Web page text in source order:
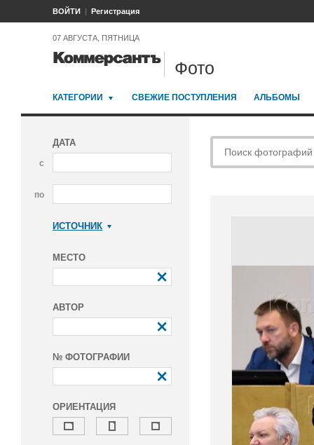
ВОЙТИ Регистрация
07 АВГУСТА, ПЯТНИЦА
Фото
КАТЕГОРИИ СВЕЖИЕ ПОСТУПЛЕНИЯ АЛЬБОМЫ
ДАТА
с
по
ИСТОЧНИК
МЕСТО
АВТОР
№ ФОТОГРАФИИ
ОРИЕНТАЦИЯ